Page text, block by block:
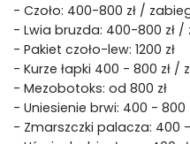
- Czoło: 400-800 zł /
- Lwia bruzda: 400-800 zł /
- Pakiet czoło-lew: 1200 zł
- Kurze łapki 400 - 800 zł /
- Mezobotoks: od 800 zł
- Uniesienie brwi: 400 - 800
- Zmarszczki palacza: 400